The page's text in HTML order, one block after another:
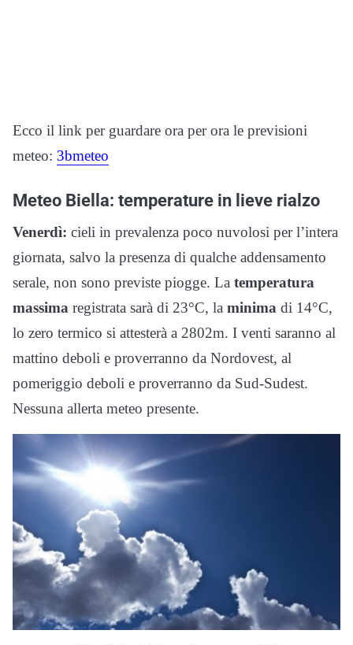
Ecco il link per guardare ora per ora le previsioni
meteo: 3bmeteo
Meteo Biella: temperature in lieve rialzo
Venerdì: cieli in prevalenza poco nuvolosi per l’intera
giornata, salvo la presenza di qualche addensamento
serale, non sono previste piogge. La temperatura
massima registrata sarà di 23°C, la minima di 14°C,
lo zero termico si attesterà a 2802m. I venti saranno al
mattino deboli e proverranno da Nordovest, al
pomeriggio deboli e proverranno da Sud-Sudest.
Nessuna allerta meteo presente.